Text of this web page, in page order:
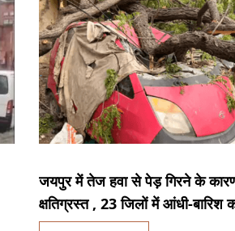
जयपुर में तेज हवा से पेड़ गिरने के
क्षतिग्रस्त , 23 जिलों में आंधी-बारिश